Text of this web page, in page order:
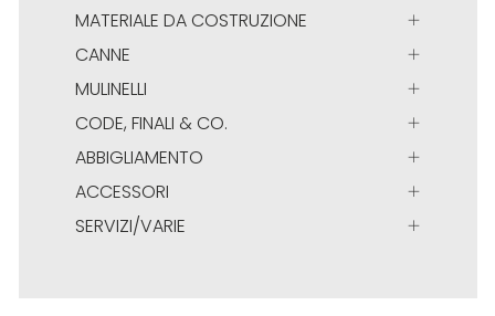
MATERIALE DA COSTRUZIONE
CANNE
MULINELLI
CODE, FINALI & CO.
ABBIGLIAMENTO
ACCESSORI
SERVIZI/VARIE